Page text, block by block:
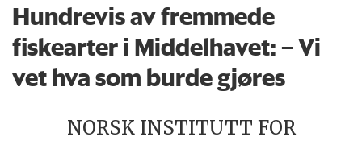
Hundrevis av fremmede
fiskearter i Middelhavet: – Vi
vet hva som burde gjøres
NORSK INSTITUTT FOR